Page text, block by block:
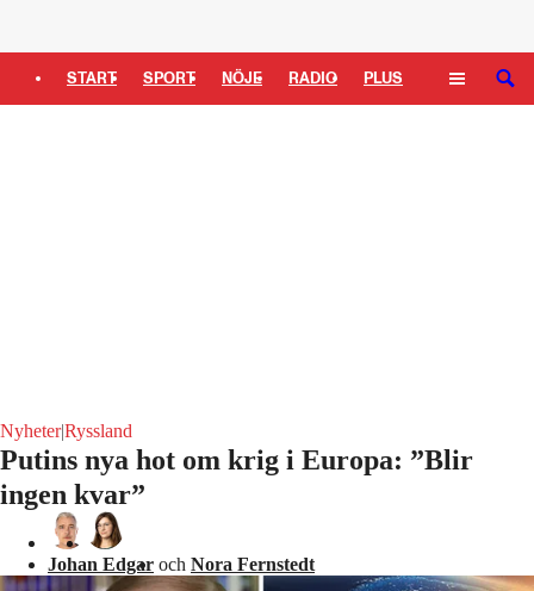
START SPORT NÖJE RADIO PLUS SÖK
Nyheter|Ryssland
Putins nya hot om krig i Europa: ”Blir
ingen kvar”
Johan Edgar och Nora Fernstedt